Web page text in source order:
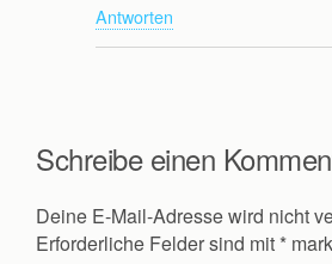
Antworten
Schreibe einen
Deine E-Mail-Adresse wird nicht
Erforderliche Felder sind mit *